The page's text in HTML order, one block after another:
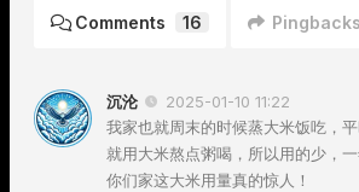
Comments 16 Pingbacks
沉沦
2025-01-10 11:22
我家也就周末的时候蒸大米饭吃，
就用大米熬点粥喝，所以用的少，一
你们家这大米用量真的惊人！